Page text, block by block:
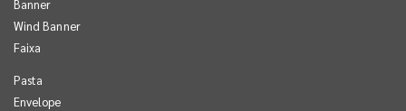
Banner
Wind Banner
Faixa
Pasta
Envelope